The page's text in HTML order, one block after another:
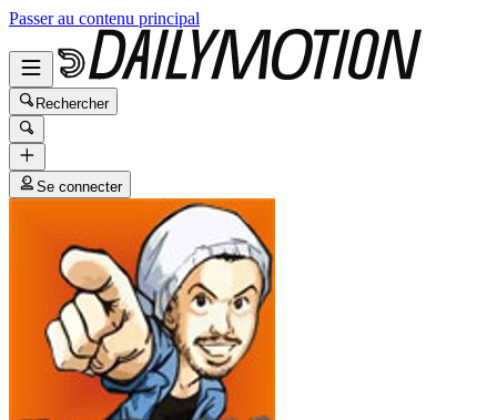
Passer au contenu principal
Rechercher
Se connecter